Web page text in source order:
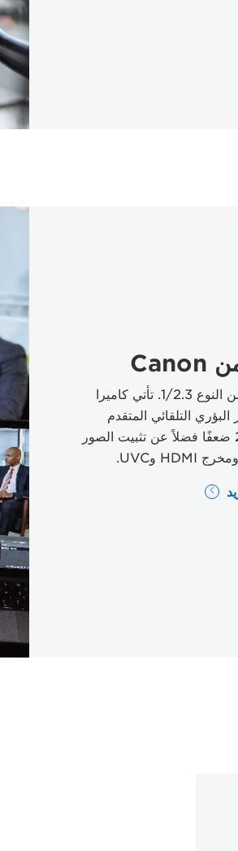
كاميرا فيديو CMOS 4K PRO من النوع 1/2.3. تأتي كاميرا
التلقائي المتقدم
والتكبير/التصغير البصري بمعدل 20 ضعفًا فضلاً عن تثبيت الصور